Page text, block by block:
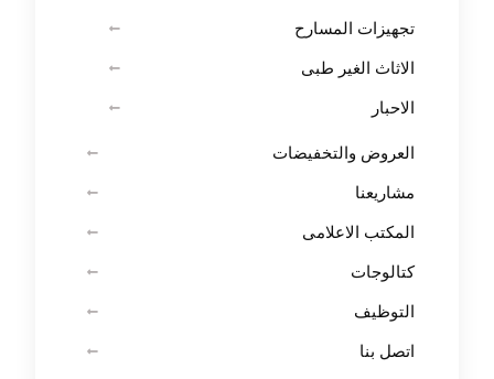
تجهيزات المسارح
الاثاث الغير طبى
الاحبار
العروض والتخفيضات
مشاريعنا
المكتب الاعلامى
كتالوجات
التوظيف
اتصل بنا